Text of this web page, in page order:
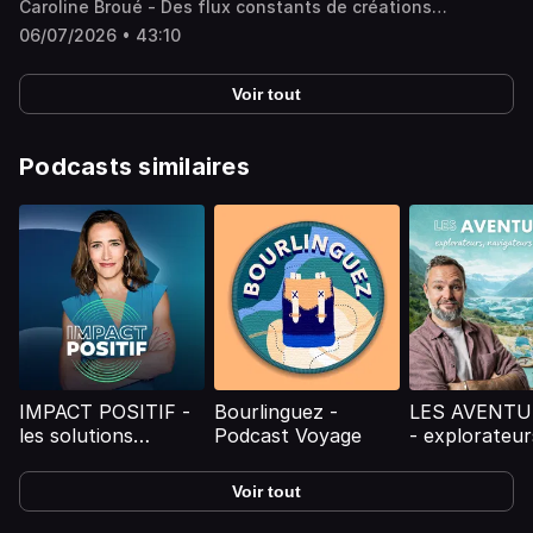
Caroline Broué - Des flux constants de créations
numériques transforment nos écrans en miroirs
déformants et les certitudes collectives se dispersent,
fonder le commun quand les faits eux-mêmes ne sont
invités : Gérald Bronner Professeur de sociologie à
directeur scientifique du Médialab de Sciences Po, Valérie
Masson-Delmotte Climatologue, membre du Haut conseil
l’Institut Pierre-Simon-Laplace (IPSL) Vous aimez ce
podcast ? Pour écouter tous les épisodes sans limite,
rendez-vous sur Radio France
06/07/2026 • 43:10
Voir tout
Podcasts similaires
IMPACT POSITIF -
les solutions
Bourlinguez -
Podcast Voyage
LES
-
Voir tout